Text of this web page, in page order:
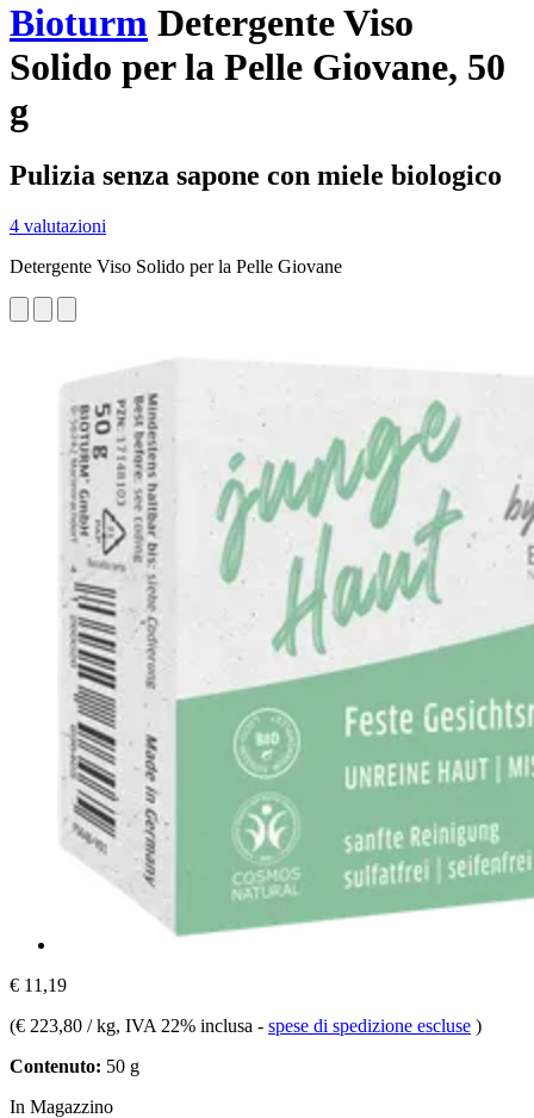
Bioturm Detergente Viso
Solido per la Pelle Giovane, 50
g
Pulizia senza sapone con miele biologico
4 valutazioni
Detergente Viso Solido per la Pelle Giovane
€ 11,19
(€ 223,80 / kg, IVA 22% inclusa - spese di spedizione escluse )
Contenuto: 50 g
In Magazzino